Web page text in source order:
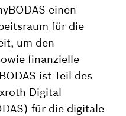
einen
für die
um den
finanzielle
ist Teil des
Digital
für die digitale